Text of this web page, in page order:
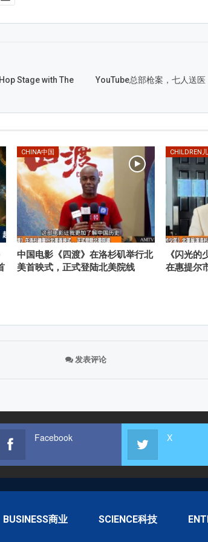
Stage with The
YouTube总部枪案，七人送
CHINA中国
中国电影《四渡》在洛杉矶举行北
美首映式，正式登陆北美院线
CHILDREN
《闪光的
在惠提尔
发表评论
Facebook X
BUSINESS商业 SCIENCE科技